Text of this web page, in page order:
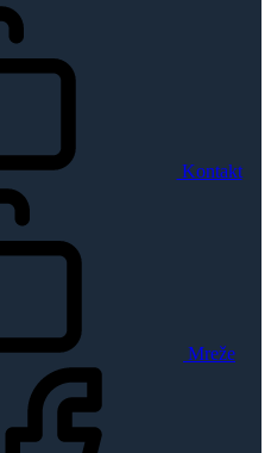
Kontakt
Mreže